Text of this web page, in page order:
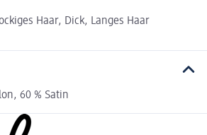
Haar, Dick, Langes Haar
60 % Satin